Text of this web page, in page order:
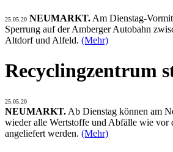
25.05.20 NEUMARKT. Am Dienstag-
Sperrung auf der Amberger Autobahn
Altdorf und Alfeld. (Mehr)
Recyclingzentrum
25.05.20
NEUMARKT. Ab Dienstag können am
wieder alle Wertstoffe und Abfälle wie vor
angeliefert werden. (Mehr)